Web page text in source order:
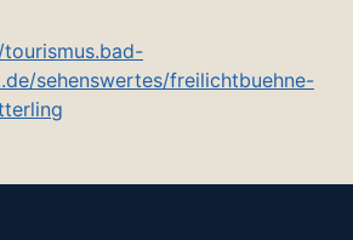
sehenswertes/freilichtbuehne-